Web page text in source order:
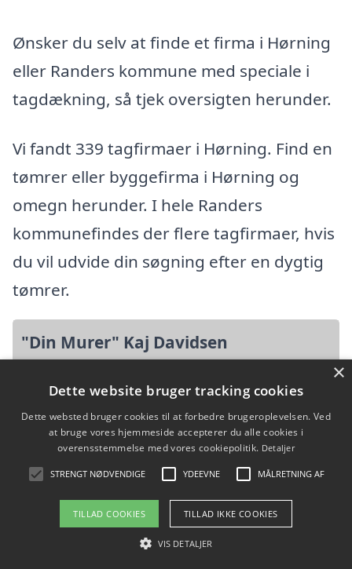
Ønsker du selv at finde et firma i Hørning
eller Randers kommune med speciale i
tagdækning, så tjek oversigten herunder.
Vi fandt 339 tagfirmaer i Hørning. Find en
tømrer eller byggefirma i Hørning og
omegn herunder. I hele Randers
kommunefindes der flere tagfirmaer, hvis
du vil udvide din søgning efter en dygtig
tømrer.
"Din Murer" Kaj Davidsen
Kristrupvej 21, 8960 Randers SØ
Ansatte: 0
Startdato: 01. oktober 2000,
Virksomhedsform: Personligt ejet
Mindre Virksomhed
CVR: 25730992
×
Dette website bruger tracking cookies
Dette websted bruger cookies til at forbedre brugeroplevelsen. Ved
at bruge vores hjemmeside accepterer du alle cookies i
overensstemmelse med vores cookiepolitik. Detaljer
STRENGT NØDVENDIGE YDEEVNE MÅLRETNING AF
TILLAD COOKIES TILLAD IKKE COOKIES
VIS DETALJER